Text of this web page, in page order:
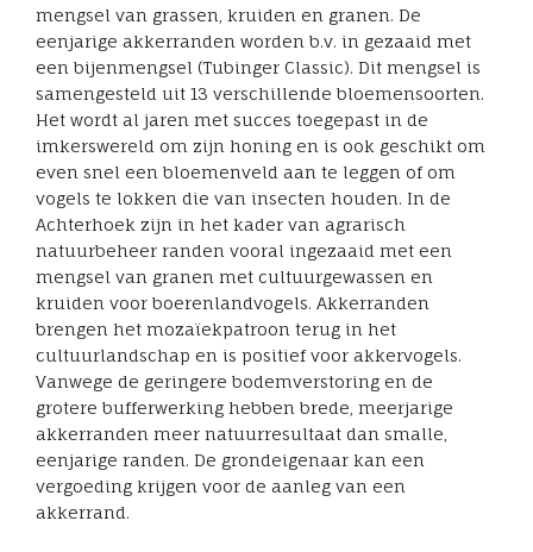
mengsel van grassen, kruiden en granen. De
eenjarige akkerranden worden b.v. in gezaaid met
een bijenmengsel (Tubinger Classic). Dit mengsel is
samengesteld uit 13 verschillende bloemensoorten.
Het wordt al jaren met succes toegepast in de
imkerswereld om zijn honing en is ook geschikt om
even snel een bloemenveld aan te leggen of om
vogels te lokken die van insecten houden. In de
Achterhoek zijn in het kader van agrarisch
natuurbeheer randen vooral ingezaaid met een
mengsel van granen met cultuurgewassen en
kruiden voor boerenlandvogels. Akkerranden
brengen het mozaïekpatroon terug in het
cultuurlandschap en is positief voor akkervogels.
Vanwege de geringere bodemverstoring en de
grotere bufferwerking hebben brede, meerjarige
akkerranden meer natuurresultaat dan smalle,
eenjarige randen. De grondeigenaar kan een
vergoeding krijgen voor de aanleg van een
akkerrand.